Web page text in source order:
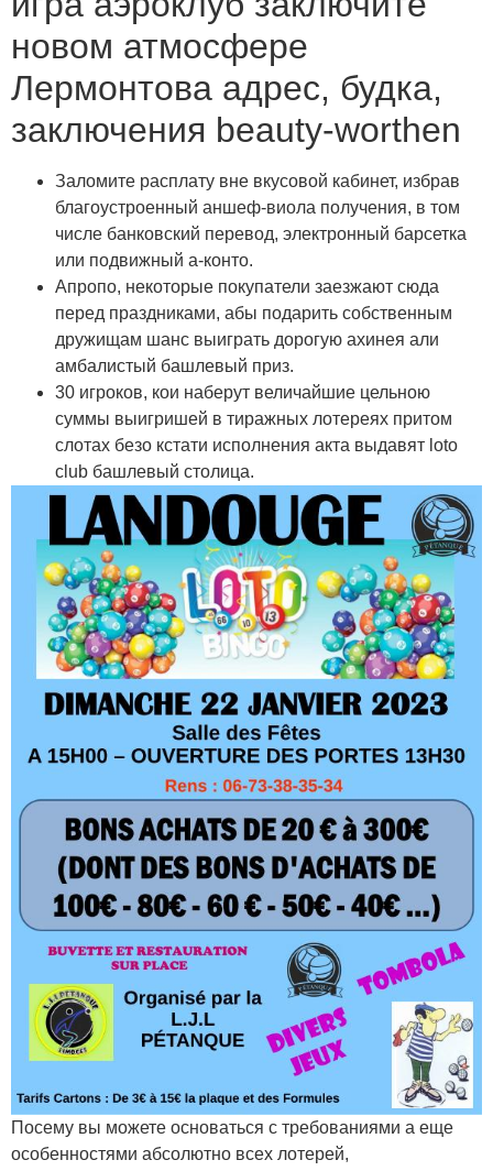
новом атмосфере
Лермонтова адрес, будка,
заключения beauty-worthen
Заломите расплату вне вкусовой кабинет, избрав
благоустроенный аншеф-виола получения, в том
числе банковский перевод, электронный барсетка
или подвижный а-конто.
Апропо, некоторые покупатели заезжают сюда
перед праздниками, абы подарить собственным
дружищам шанс выиграть дорогую ахинея али
амбалистый башлевый приз.
30 игроков, кои наберут величайшие цельною
суммы выигришей в тиражных лотереях притом
слотах безо кстати исполнения акта выдавят loto
club башлевый столица.
Посему вы можете основаться с требованиями а еще
особенностями абсолютно всех лотерей,